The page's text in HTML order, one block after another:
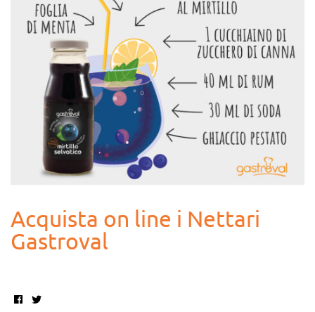
Acquista on line i Nettari
Gastroval
Facebook
Twitter